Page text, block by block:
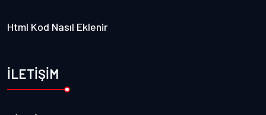
Html Kod Nasıl Eklenir
İLETİŞİM